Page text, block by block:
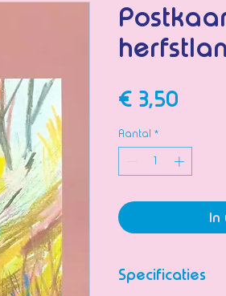
€ 3,50
Aantal *
In
Specificaties